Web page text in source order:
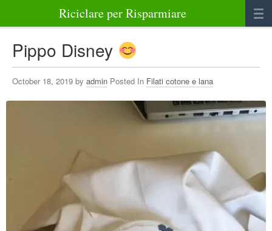
Riciclare per Risparmiare
Alimenti
Bellezza Benessere e Salute
Pippo Disney
October 18, 2019 by admin Posted In Filati cotone e lana